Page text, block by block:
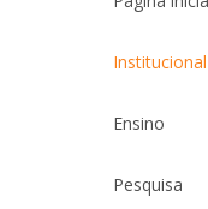
Institucional
Ensino
Pesquisa